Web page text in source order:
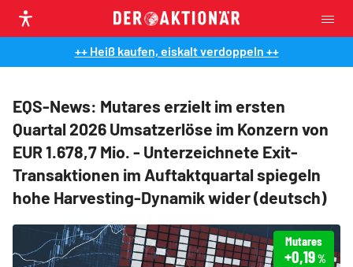
++ Heiß kaufen, eiskalt verdoppeln ++
EQS-News: Mutares erzielt im ersten
Quartal 2026 Umsatzerlöse im Konzern von
EUR 1.678,7 Mio. - Unterzeichnete Exit-
Transaktionen im Auftaktquartal spiegeln
hohe Harvesting-Dynamik wider (deutsch)
Mutares
+0,19%